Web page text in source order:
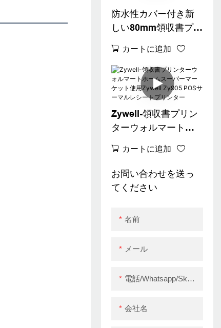
防水性カバー付き新
しい80mm領収書プリ
マルプリンターモジ
ュールPOSプリンタ
ーサーマル
USB+RS232+LAN
カートに追加
Zywell-領収書プリン
ターウォルマートホ
ット使用Zywell
Zy905 POSサーマル
レシートプリンター
カートに追加
お問い合わせを送っ
てください
名前
メール
電話/whatsapp/skype
会社名